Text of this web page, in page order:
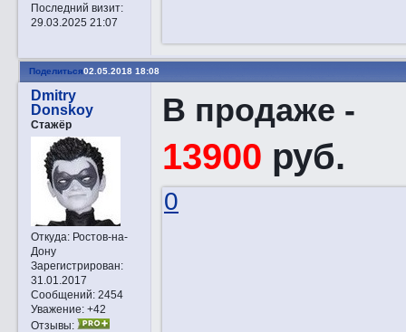
Последний визит:
29.03.2025 21:07
Поделиться02.05.2018 18:08
Dmitry
Donskoy
Стажёр
Откуда:Ростов-на-
Дону
Зарегистрирован:
31.01.2017
Сообщений:2454
Уважение: +42
Отзывы:
В продаже -
13900 руб.
0